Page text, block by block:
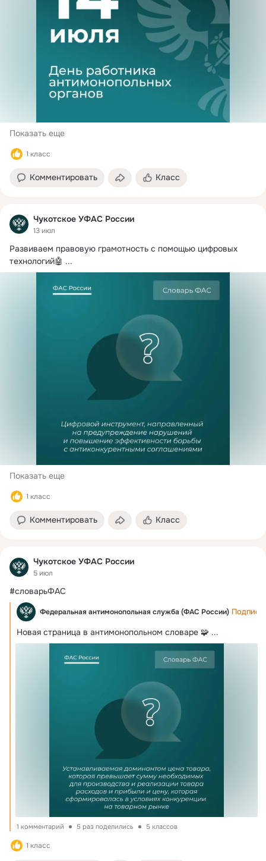
Показать еще
1 класс
Комментировать Класс
Чукотское УФАС России
13 июл
Развиваем правовую грамотность с помощью цифровых
технологий🤖 ...
Показать еще
1 класс
Комментировать Класс
Чукотское УФАС России
5 июл
#словарьФАС
Федеральная антимонопольная служба (ФАС России)
Новая страница в антимонопольном словаре 🧩 ...
1 комментарий 5 раз поделились 5 классов
1 класс